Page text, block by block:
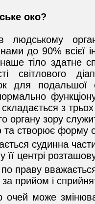
око?
людському
до 90% всієї
тіло здатне
світлового
для
з
органу зору
та створює форму
судинна
центрі
праву вважається
прийом і
очей може